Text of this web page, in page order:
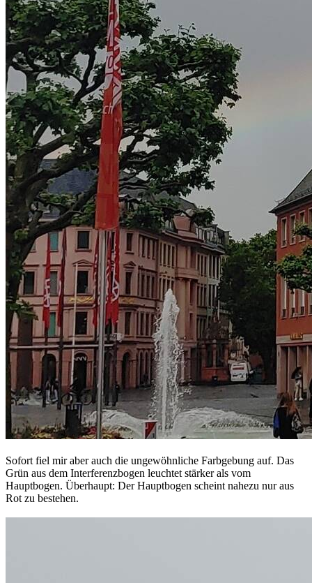
Sofort fiel mir aber auch die ungewöhnliche Farbgebung auf. Das
Grün aus dem Interferenzbogen leuchtet stärker als vom
Hauptbogen. Überhaupt: Der Hauptbogen scheint nahezu nur aus
Rot zu bestehen.